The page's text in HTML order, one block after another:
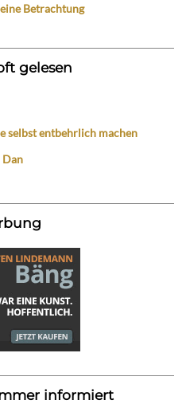
Betrachtung
gelesen
selbst entbehrlich machen
Dan
informiert